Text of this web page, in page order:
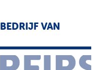
BEDRIJF VAN